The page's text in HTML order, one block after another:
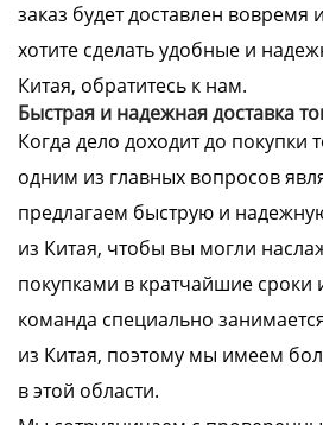
заказ будет доставлен вовремя
хотите сделать удобные и
Китая, обратитесь к нам.
Быстрая и надежная доставка
Когда дело доходит до покупки
одним из главных вопросов
предлагаем быструю и
из Китая, чтобы вы могли
покупками в кратчайшие
команда специально
из Китая, поэтому мы имеем
в этой области.